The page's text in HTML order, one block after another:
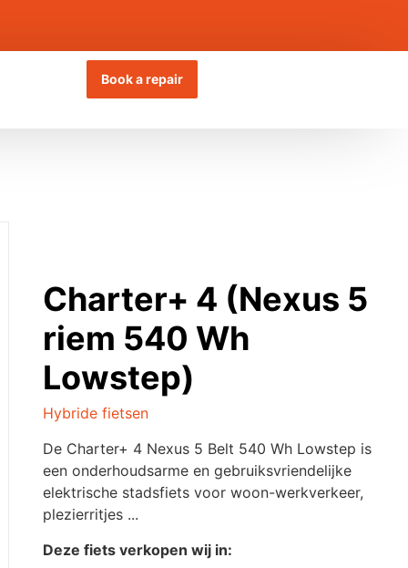
Book a repair
Charter+ 4 (Nexus 5
riem 540 Wh
Lowstep)
Hybride fietsen
De Charter+ 4 Nexus 5 Belt 540 Wh Lowstep is
een onderhoudsarme en gebruiksvriendelijke
elektrische stadsfiets voor woon-werkverkeer,
plezierritjes ...
Deze fiets verkopen wij in: